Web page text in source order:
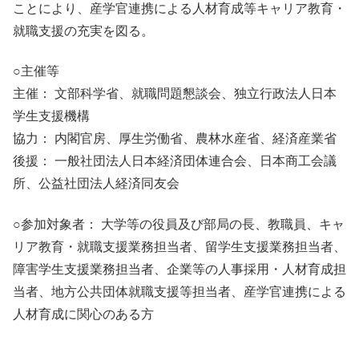
ことにより、産学官連携による人材育成等キャリア教育・
就職支援の充実を図る。
○主催等
主催： 文部科学省、就職問題懇談会、独立行政法人日本
学生支援機構
協力： 内閣官房、厚生労働省、農林水産省、経済産業省
後援： 一般社団法人日本経済団体連合会、日本商工会議
所、公益社団法人経済同友会
○参加対象者： 大学等の役員及び部局の長、教職員、キャ
リア教育・就職支援業務担当者、留学生支援業務担当者、
障害学生支援業務担当者、企業等の人事採用・人材育成担
当者、地方公共団体就職支援等担当者、産学官連携による
人材育成に関心のある方